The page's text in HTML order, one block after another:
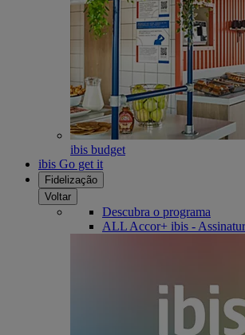
ibis budget
ibis Go get it
Fidelização
Voltar
Descubra o programa
ALL Accor+ ibis -